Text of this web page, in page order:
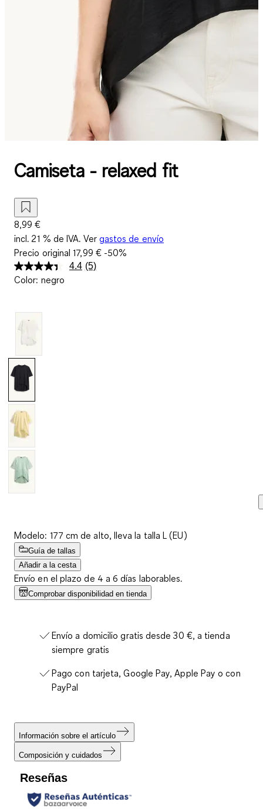
Camiseta - relaxed fit
8,99 €
incl. 21 % de IVA. Ver gastos de envío
Precio original17,99 €-50%
4.4 Lea
(5)
Color: negro
Modelo: 177 cm de alto, lleva la talla L (EU)
Guía de tallas
Añadir a la cesta
Envío en el plazo de 4 a 6 días laborables.
Comprobar disponibilidad en tienda
Envío a domicilio gratis desde 30 €, a tienda
siempre gratis
Pago con tarjeta, Google Pay, Apple Pay o con
PayPal
Información sobre el artículo
Composición y cuidados
Reseñas